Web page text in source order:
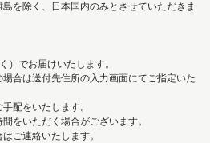
を除く、日本国内のみとさせていただきま
）でお届けいたします。
合は送付先住所の入力画面にてご指定いた
配をいたします。
をいただく場合がございます。
ご連絡いたします。